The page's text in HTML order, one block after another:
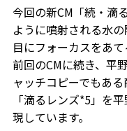
今回の新CM「続・滴
ように噴射される水
目にフォーカスをあ
前回のCMに続き、平
ャッチコピーでもあ
「滴るレンズ*5」を
現しています。